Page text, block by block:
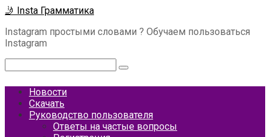
Перейти
контенту
🤳 Insta Грамматика
Instagram простыми словами ? Обучаем пользоваться
Instagram
Новости
Скачать
Руководство пользователя
Ответы на частые вопросы